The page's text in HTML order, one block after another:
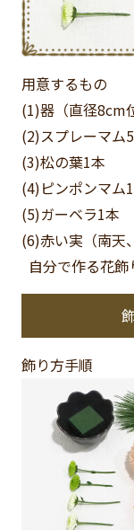
用意するもの
(1)器（直径8cm
(2)スプレーマム
(3)松の葉1本
(4)ピンポンマム
(5)ガーベラ1本
(6)赤い実（南天
自分で作る花
飾り方手順